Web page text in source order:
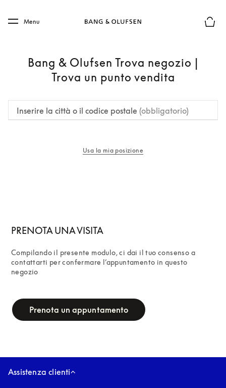
Skip to main footer
Menu
Bang & Olufsen Trova negozio |
Trova un punto vendita
Inserire la città o il codice postale (obbligatorio)
Usa la mia posizione
PRENOTA UNA VISITA
Compilando il presente modulo, ci dai il tuo consenso a
contattarti per confermare l’appuntamento in questo
negozio
Prenota un appuntamento
Assistenza clienti